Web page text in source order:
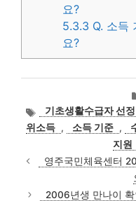
요?
5.3.3 Q. 소득
요?
태
그
기초생활수급자 선
위소득 , 소득 기준 ,
지원
영주국민체육센터
2006년생 만나이